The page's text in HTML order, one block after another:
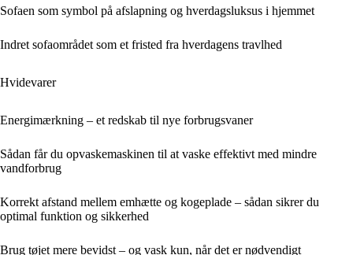
Sofaen som symbol på afslapning og hverdagsluksus i hjemmet
Indret sofaområdet som et fristed fra hverdagens travlhed
Hvidevarer
Energimærkning – et redskab til nye forbrugsvaner
Sådan får du opvaskemaskinen til at vaske effektivt med mindre
vandforbrug
Korrekt afstand mellem emhætte og kogeplade – sådan sikrer du
optimal funktion og sikkerhed
Brug tøjet mere bevidst – og vask kun, når det er nødvendigt